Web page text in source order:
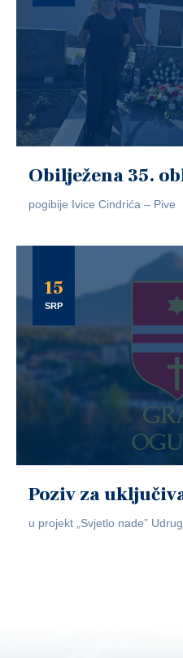
Obilježena 35.
pogibije Ivice Cindrića – Pive
15
SRP
Poziv za
u projekt „Svjetlo nade”